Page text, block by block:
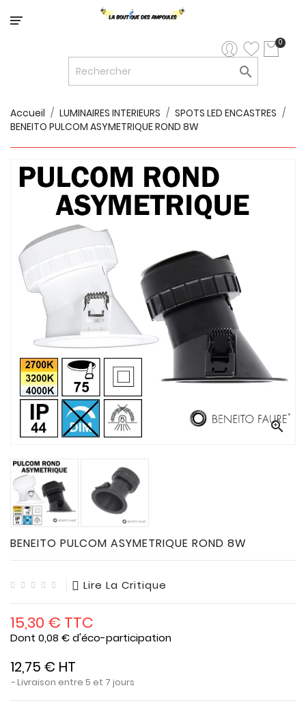
Catégorie
12V/24V
INTERIEURS
LUMINAIRES
EXTERIEURS
AMPOULES
LUMINAIRES
CONNECTES
ACCESSOIRES
ECLAIRAGES
SOLAIRES
SODIUM
FLUO-
TUBES
FLUORESCENTS
HALOGENE
/
IODURE
0

Accueil LUMINAIRES INTERIEURS
SPOTS LED ENCASTRES
BENEITO PULCOM ASYMETRIQUE ROND 8W

BENEITO PULCOM ASYMETRIQUE ROND 8W
Lire La Critique
15,30 € TTC
Dont 0,08 € d'éco-participation
12,75 € HT
Livraison entre 5 et 7 jours